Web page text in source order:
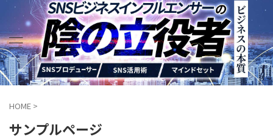
HOME >
サンプルページ